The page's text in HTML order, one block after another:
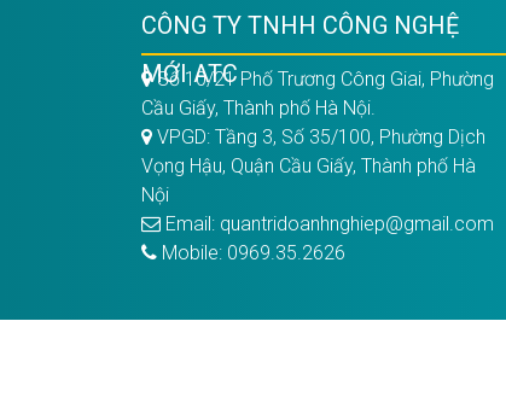
CÔNG TY TNHH CÔNG NGHỆ
MỚI ATC
Số 10/21 Phố Trương Công Giai, Phường
Cầu Giấy, Thành phố Hà Nội.
VPGD: Tầng 3, Số 35/100, Phường Dịch
Vọng Hậu, Quận Cầu Giấy, Thành phố Hà
Nội
Email: quantridoanhnghiep@gmail.com
Mobile: 0969.35.2626